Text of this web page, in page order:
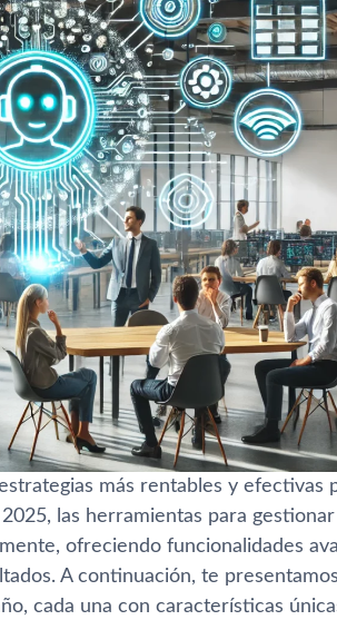
más rentables y efectivas
las herramientas para
ofreciendo funcionalidades
A continuación, te
cada una con características